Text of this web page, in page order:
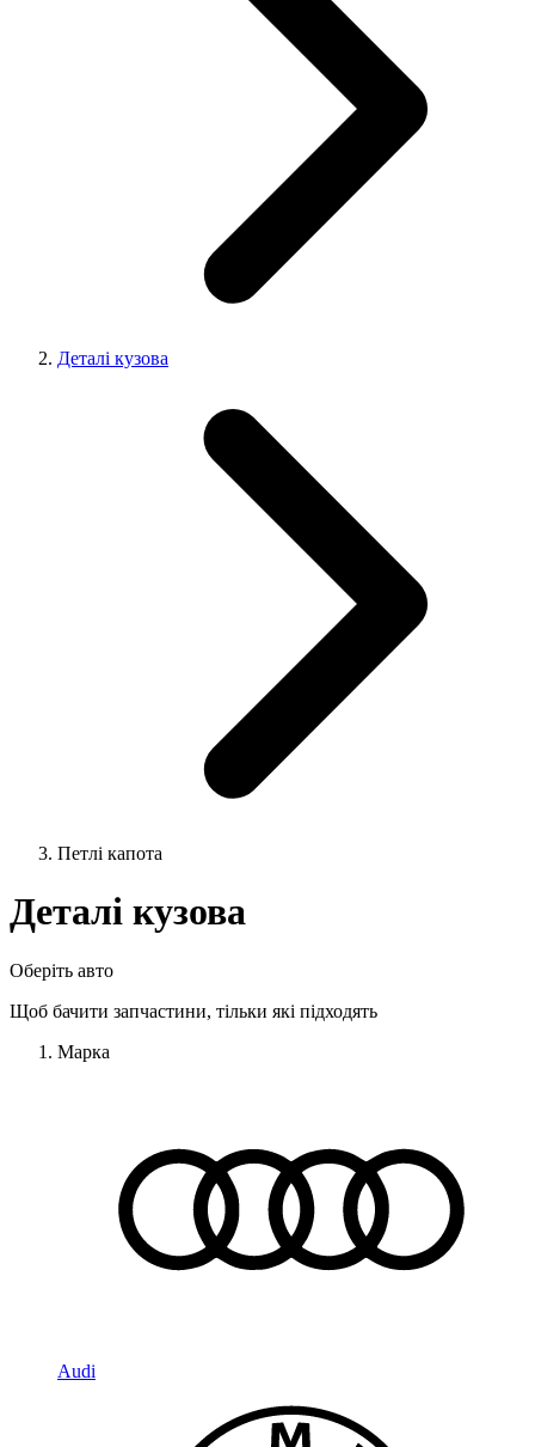
Деталі кузова
Петлі капота
Деталі кузова
Оберіть авто
Щоб бачити запчастини, тільки які підходять
Марка
Audi